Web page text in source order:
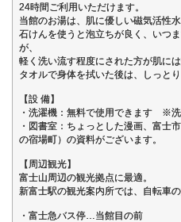
24時間ご利用いただけます。
当館のお湯は、肌に優しい磁気活性水
石けんを使うと泡立ちが良く、いつ
が、
軽く洗い流す程度にされた方が肌には
タオルで身体を拭いた後は、しっとり
【設 備】
・洗濯機：無料で使用できます ※洗
・図書室：ちょっとした漫画、富士
の宿場町）の資料がございます。
【周辺観光】
富士山周辺の観光拠点に最適。
新富士駅の観光案内所では、自転車
・富士急バス停…当館目の前